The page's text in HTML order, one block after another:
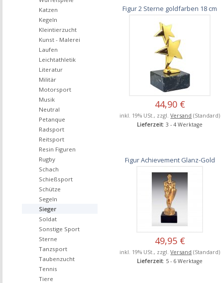
Figur 2 Sterne goldfarben 18 cm
44,90 €
inkl. 19% USt., zzgl.Versand (Standard)
Lieferzeit: 3 - 4 Werktage
Figur Achievement Glanz-Gold
49,95 €
inkl. 19% USt., zzgl.Versand (Standard)
Lieferzeit: 5 - 6 Werktage
Katzen
Kegeln
Kleintierzucht
Kunst - Malerei
Laufen
Leichtathletik
Literatur
Militär
Motorsport
Musik
Neutral
Petanque
Radsport
Reitsport
Resin Figuren
Rugby
Schach
Schießsport
Schütze
Segeln
Sieger
Soldat
Sonstige Sport
Sterne
Tanzsport
Taubenzucht
Tennis
Tiere